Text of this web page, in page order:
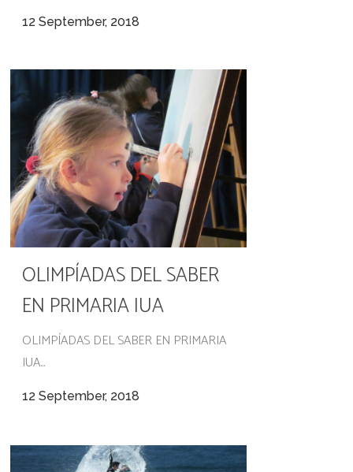
12 September, 2018
OLIMPÍADAS DEL SABER
EN PRIMARIA IUA
OLIMPÍADAS DEL SABER EN PRIMARIA
IUA...
12 September, 2018